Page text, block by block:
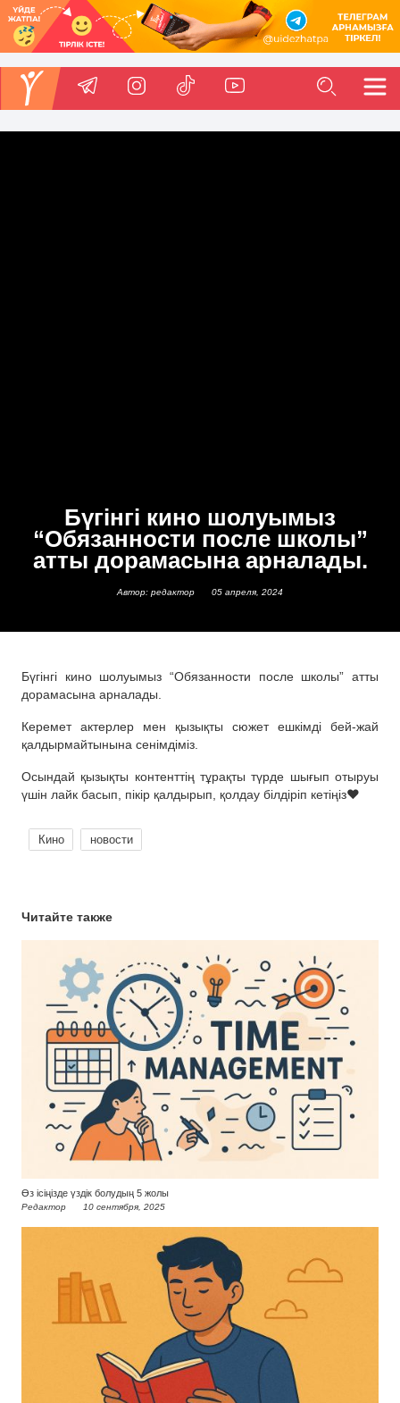
Бүгінгі кино шолуымыз
“Обязанности после школы”
атты дорамасына арналады.
Автор: редактор 05 апреля, 2024
Бүгінгі кино шолуымыз “Обязанности после школы” атты
дорамасына арналады.
Керемет актерлер мен қызықты сюжет ешкімді бей-жай
қалдырмайтынына сенімдіміз.
Осындай қызықты контенттің тұрақты түрде шығып отыруы
үшін лайк басып, пікір қалдырып, қолдау білдіріп кетіңіз❤
Кино новости
Читайте также
Өз ісіңізде үздік болудың 5 жолы
Редактор 10 сентября, 2025